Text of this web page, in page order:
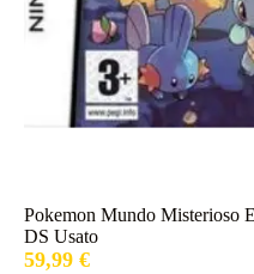
Pokemon Mundo Misterioso
DS Usato
59,99 €